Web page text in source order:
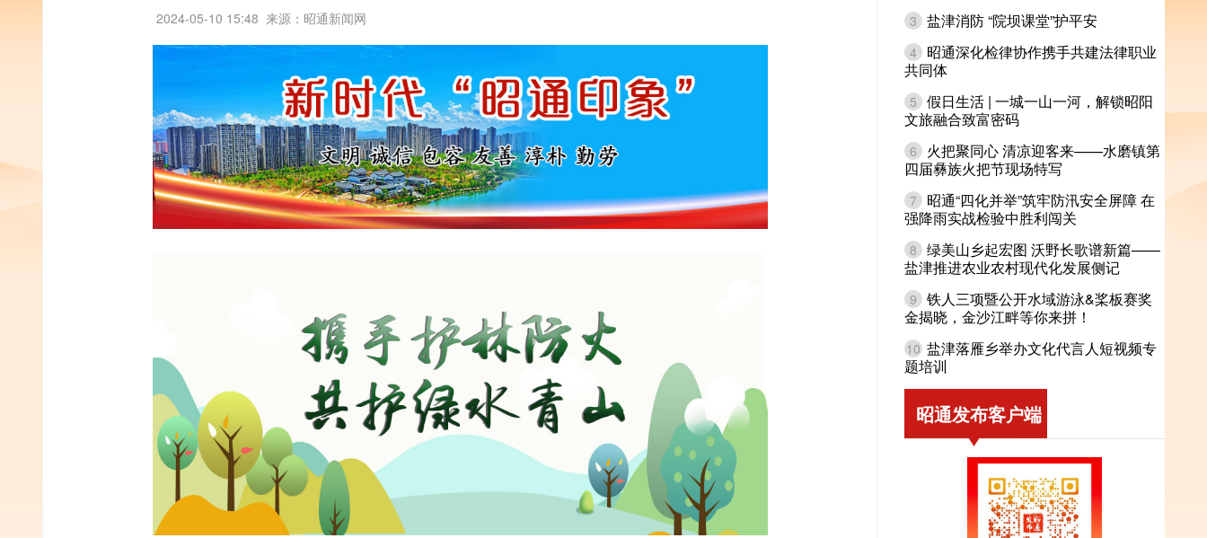
2024-05-10 15:48 来源：昭通新闻网 3 盐津消防 “院坝课堂”护平安
4
昭通深化检律协作携手共建法律职业
共同体
5 假日生活 | 一城一山一河，解锁昭阳
文旅融合致富密码
6
火把聚同心 清凉迎客来——水磨镇第
四届彝族火把节现场特写
7
昭通“四化并举”筑牢防汛安全屏障 在
强降雨实战检验中胜利闯关
8 绿美山乡起宏图 沃野长歌谱新篇——
盐津推进农业农村现代化发展侧记
9 铁人三项暨公开水域游泳&桨板赛奖
金揭晓，金沙江畔等你来拼！
10 盐津落雁乡举办文化代言人短视频专
题培训
昭通发布客户端